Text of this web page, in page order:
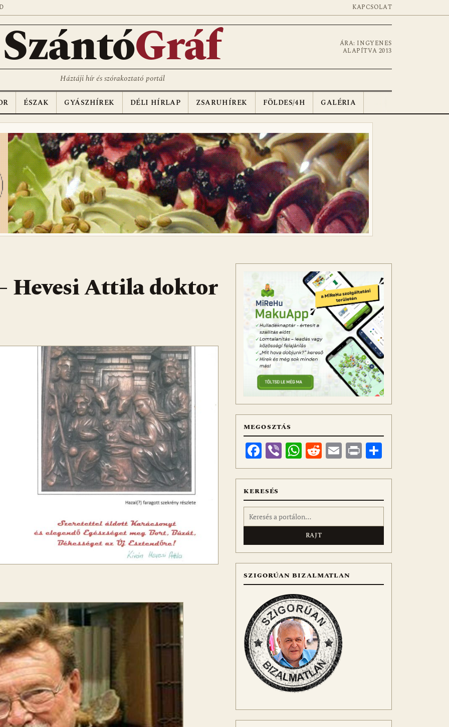
KAPCSOLAT
SzántóGráf
ÁRA: INGYENES
ALAPÍTVA 2013
Háztáji hír és szórakoztató portál
ÉSZAK GYÁSZHÍREK DÉLI HÍRLAP ZSARUHÍREK FÖLDES/4H GALÉRIA
Hevesi Attila doktor
MEGOSZTÁS
Facebook
ViberWhatsApp
Reddit
Email
Print
meg
KERESÉS
Keresés:
SZIGORÚAN BIZALMATLAN